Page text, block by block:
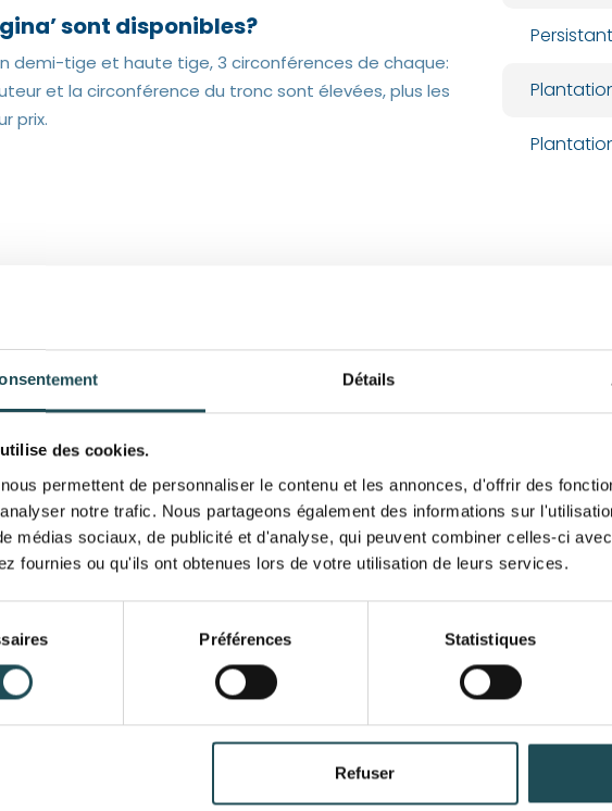
Détails
des cookies.
permettent de personnaliser le contenu et les annonces, d'offrir des
notre trafic. Nous partageons également des informations sur
médias sociaux, de publicité et d'analyse, qui peuvent combiner celles-ci
fournies ou qu'ils ont obtenues lors de votre utilisation de leurs services.
Préférences Statistiques
Refuser
sont disponibles?
demi-tige et haute tige, 3 circonférences de chaque:
et la circonférence du tronc sont élevées, plus les
prix.
Vous cherchez un arbre
Dans notre vaste
années et qui font entre
arbres que nous
sera, pour certaines
parfaitement aux
grand jardin. Notre
appropriés pour des
Nom du produit
Nom du produit